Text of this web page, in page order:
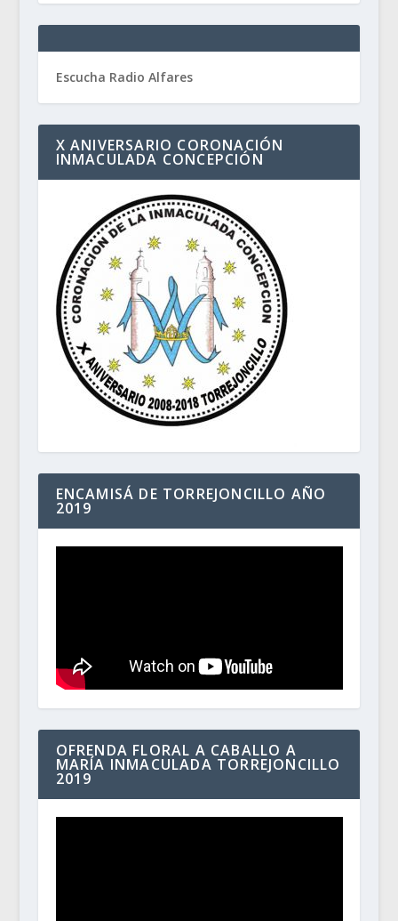
Escucha Radio Alfares
X ANIVERSARIO CORONACIÓN
INMACULADA CONCEPCIÓN
ENCAMISÁ DE TORREJONCILLO AÑO
2019
OFRENDA FLORAL A CABALLO A
MARÍA INMACULADA TORREJONCILLO
2019